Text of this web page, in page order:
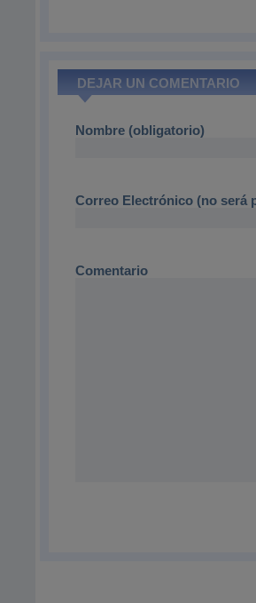
DEJAR UN COMENTARIO
Nombre (obligatorio)
Correo Electrónico (no será
Comentario